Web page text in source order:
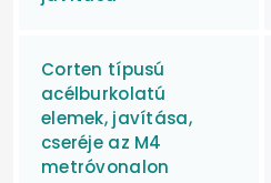
Corten típusú
acélburkolatú
elemek, javítása,
cseréje az M4
metróvonalon